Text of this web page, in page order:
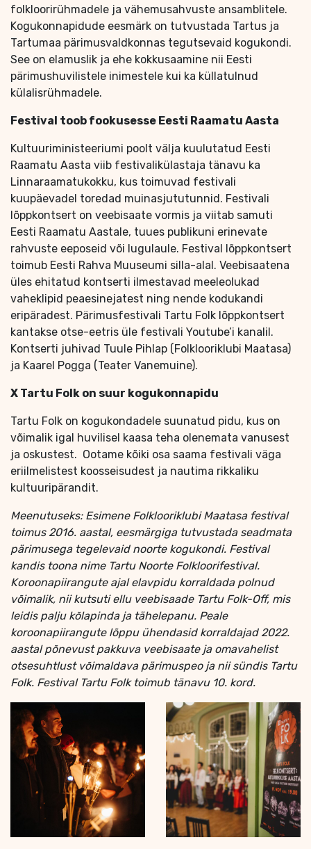
folkloorirühmadele ja vähemusahvuste ansamblitele.
Kogukonnapidude eesmärk on tutvustada Tartus ja
Tartumaa pärimusvaldkonnas tegutsevaid kogukondi.
See on elamuslik ja ehe kokkusaamine nii Eesti
pärimushuvilistele inimestele kui ka küllatulnud
külalisrühmadele.
Festival toob fookusesse Eesti Raamatu Aasta
Kultuuriministeeriumi poolt välja kuulutatud Eesti
Raamatu Aasta viib festivalikülastaja tänavu ka
Linnaraamatukokku, kus toimuvad festivali
kuupäevadel toredad muinasjututunnid. Festivali
lõppkontsert on veebisaate vormis ja viitab samuti
Eesti Raamatu Aastale, tuues publikuni erinevate
rahvuste eeposeid või lugulaule. Festival lõppkontsert
toimub Eesti Rahva Muuseumi silla-alal. Veebisaatena
üles ehitatud kontserti ilmestavad meeleolukad
vaheklipid peaesinejatest ning nende kodukandi
eripäradest. Pärimusfestivali Tartu Folk lõppkontsert
kantakse otse-eetris üle festivali Youtube’i kanalil.
Kontserti juhivad Tuule Pihlap (Folklooriklubi Maatasa)
ja Kaarel Pogga (Teater Vanemuine).
X Tartu Folk on suur kogukonnapidu
Tartu Folk on kogukondadele suunatud pidu, kus on
võimalik igal huvilisel kaasa teha olenemata vanusest
ja oskustest. Ootame kõiki osa saama festivali väga
eriilmelistest koosseisudest ja nautima rikkaliku
kultuuripärandit.
Meenutuseks: Esimene Folklooriklubi Maatasa festival
toimus 2016. aastal, eesmärgiga tutvustada seadmata
pärimusega tegelevaid noorte kogukondi. Festival
kandis toona nime Tartu Noorte Folkloorifestival.
Koroonapiirangute ajal elavpidu korraldada polnud
võimalik, nii kutsuti ellu veebisaade Tartu Folk-Off, mis
leidis palju kõlapinda ja tähelepanu. Peale
koroonapiirangute lõppu ühendasid korraldajad 2022.
aastal põnevust pakkuva veebisaate ja omavahelist
otsesuhtlust võimaldava pärimuspeo ja nii sündis Tartu
Folk. Festival Tartu Folk toimub tänavu 10. kord.